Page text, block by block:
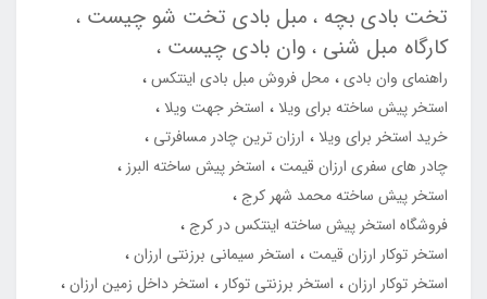
تخت بادی بچه مبل بادی تخت شو چیست
کارگاه مبل شنی وان بادی چیست
راهنمای وان بادی محل فروش مبل بادی اینتکس
استخر پیش ساخته برای ویلا
استخر جهت ویلا
خرید استخر برای ویلا
ارزان ترین چادر مسافرتی
چادر های سفری ارزان قیمت
استخر پیش ساخته البرز
استخر پیش ساخته محمد شهر کرج
فروشگاه استخر پیش ساخته اینتکس در کرج
استخر توکار ارزان قیمت
استخر سیمانی برزنتی ارزان
استخر توکار ارزان
استخر برزنتی توکار
استخر داخل زمین ارزان